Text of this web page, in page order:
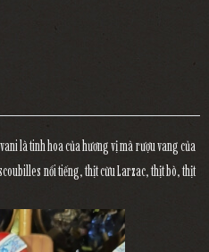
là tinh hoa của hương vị mà rượu vang của
nổi tiếng, thịt cừu Larzac, thịt bò, thịt